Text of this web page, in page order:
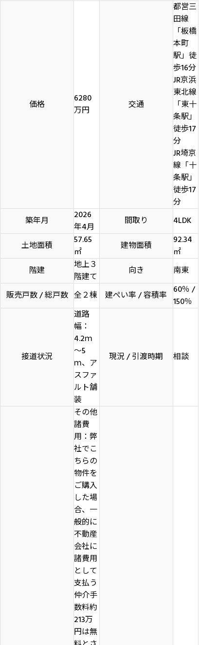
価格
6280
万円
交通
都営三
田線
「板橋
本町
駅」徒
歩16分
JR京浜
東北線
「東十
条駅」
徒歩17
分
JR埼京
線「十
条駅」
徒歩17
分
築年月
2026
年4月
間取り 4LDK
土地面積
57.65
㎡
建物面積
92.34
㎡
階建
地上３
階建て
向き 南東
販売戸数 / 総戸数 全２棟 建ぺい率 / 容積率
60％ /
150％
接道状況
道路
幅：
4.2ｍ
～5
ｍ、ア
スファ
ルト舗
装
現況 / 引渡時期 相談
その他
諸費
用：弊
社でこ
ちらの
物件を
ご購入
した場
合、一
般的に
不動産
会社に
諸費用
として
支払う
仲介手
数料約
213万
円は無